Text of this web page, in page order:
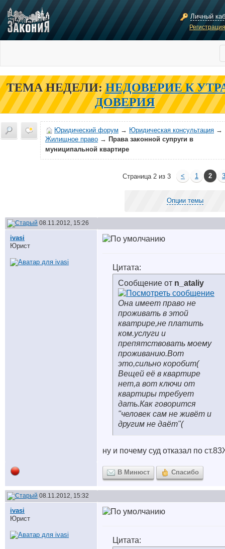
Личный
ТЕМА НЕДЕЛИ: НЕДОВЕРИЕ К
ДОВЕРИЯ
Юридический форум → Юридическая консультация →
Жилищное право → Права законной супруги в
муниципальной квартире
Страница 2 из 3 < 1 2 3
Опции темы
08.11.2012, 15:26
ivasi
Юрист
Цитата:
Сообщение от n_ataliy
Она имеет право не
проживать в этой
кватрире,не платить
ком.услуги и
препятствовать моему
проживанию.Вот
это,сильно коробит(
Вещей её в квартире
нет,а вот ключи от
квартиры требует
дать.Как говорится
"человек сам не живёт и
другим не даёт"(
ну и почему суд отказал по
В Минюст Спасибо
08.11.2012, 15:32
ivasi
Юрист
Цитата: